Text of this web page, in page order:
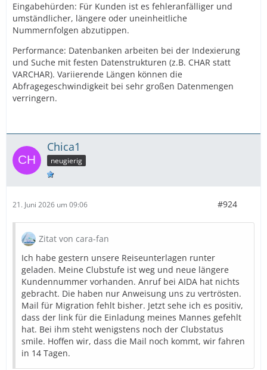
Eingabehürden: Für Kunden ist es fehleranfälliger und
umständlicher, längere oder uneinheitliche
Nummernfolgen abzutippen.
Performance: Datenbanken arbeiten bei der Indexierung
und Suche mit festen Datenstrukturen (z.B. CHAR statt
VARCHAR). Variierende Längen können die
Abfragegeschwindigkeit bei sehr großen Datenmengen
verringern.
Chica1
neugierig
21. Juni 2026 um 09:06 #924
Zitat von cara-fan
Ich habe gestern unsere Reiseunterlagen runter
geladen. Meine Clubstufe ist weg und neue längere
Kundennummer vorhanden. Anruf bei AIDA hat nichts
gebracht. Die haben nur Anweisung uns zu vertrösten.
Mail für Migration fehlt bisher. Jetzt sehe ich es positiv,
dass der link für die Einladung meines Mannes gefehlt
hat. Bei ihm steht wenigstens noch der Clubstatus
smile. Hoffen wir, dass die Mail noch kommt, wir fahren
in 14 Tagen.